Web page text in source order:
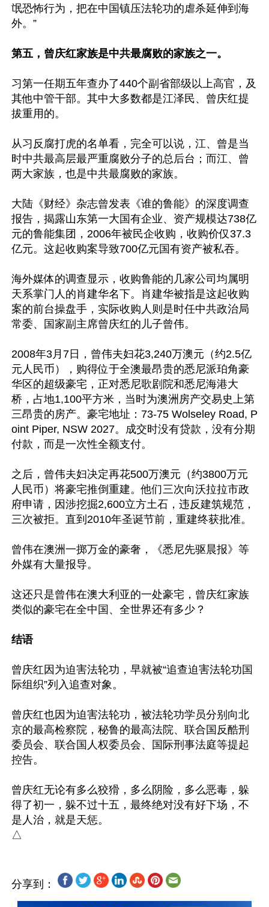
氓恐怖行为，把在中国镇压法轮功的虐杀延伸到海
外。”
第五，曾庆红家族是中共最腐败的家族之一。
习第一任期五年查办了440个副省部级以上高官，及
其他中管干部。其中大多数都是江泽民、曾庆红提
拔重用的。
从习反腐打虎的名单看，完全可以说，江、曾是当
时中共最高层最严重腐败分子的总后台；而江、曾
两大家族，也是中共最腐败的家族。
大陆《财经》杂志曾发表《谁的鲁能》的深度调查
报告，揭露山东第一大国有企业、资产规模达738亿
元的鲁能集团，2006年被民企收购，收购价仅37.3
亿元。这起收购案导致700亿元国有资产被私吞。
海外媒体的调查显示，收购鲁能的几家公司均属明
天系掌门人的肖建华名下。肖建华被指是这起收购
案的前台操盘手，实际收购人则是时任中共政治局
常委、国家副主席曾庆红的儿子曾伟。
2008年3月7日，曾伟夫妇花3,240万澳元（约2.5亿
元人民币），购得位于全澳最昂贵的悉尼派珀角豪
华区的超级豪宅，正对悉尼歌剧院和悉尼海港大
桥，占地1,100平方米，当时为澳洲房产交易史上第
三昂贵的房产。豪宅地址：73-75 Wolseley Road, P
oint Piper, NSW 2027。成交时没有贷款，没有分期
付款，而是一次性全额支付。
之后，曾伟夫妇决定再花500万澳元（约3800万元
人民币）将豪宅推倒重建。他们三次向沃拉拉市政
府申请，因涉挖掘2,600立方土石，违反建筑规范，
三次被拒。直到2010年圣诞节前，重建终获批准。
曾伟在澳洲一掷万金的豪奢，《悉尼先驱晨报》等
外媒有大量报导。
这还只是曾伟在澳大利亚的一处豪宅，曾庆红家族
类似的豪宅在全中国、全世界还有多少？
结语
曾庆红因为迫害法轮功，早就被“追查迫害法轮功国
际组织”列入追查对象。
曾庆红也因为迫害法轮功，被法轮功学员分别向北
京的最高检察院，秘鲁的最高法院、联合国反酷刑
委员会、联合国人权委员会、国际刑事法庭等提起
控告。
曾庆红无论有多么狡猾，多么阴险，多么恶毒，躲
得了初一，躲不过十五，最终绝对没有好下场，不
是人治，就是天惩。
分享到：